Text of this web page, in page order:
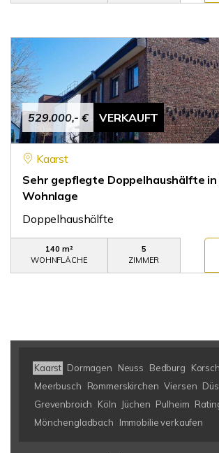
529.000,- € VERKAUFT
Kaarst
Sehr gepflegte Doppelhaushälfte
Wohnlage
Doppelhaushälfte
140 m²
WOHNFLÄCHE
5
ZIMMER
Kaarst Dormagen Neuss Bedburg
Meerbusch
Rommerskirchen Viersen
Grevenbroich
Köln Jüchen Pulheim
Mönchengladbach
Immobilie verkaufen